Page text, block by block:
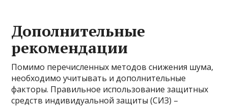
Дополнительные
рекомендации
Помимо перечисленных методов снижения шума,
необходимо учитывать и дополнительные
факторы. Правильное использование защитных
средств индивидуальной защиты (СИЗ) –